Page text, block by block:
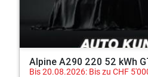
Alpine A290 220 52 kWh
Bis 20.08.2026: Bis zu CHF